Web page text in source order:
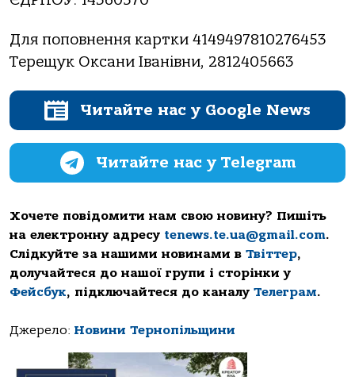
Для поповнення картки 4149497810276453
Терещук Оксани Іванівни, 2812405663
Читайте нас у Google News
Читайте нас у Telegram
Хочете повідомити нам свою новину? Пишіть
на електронну адресу tenews.te.ua@gmail.com.
Слідкуйте за нашими новинами в Твіттер,
долучайтеся до нашої групи і сторінки у
Фейсбук, підключайтеся до каналу Телеграм.
Джерело: Новини Тернопільщини